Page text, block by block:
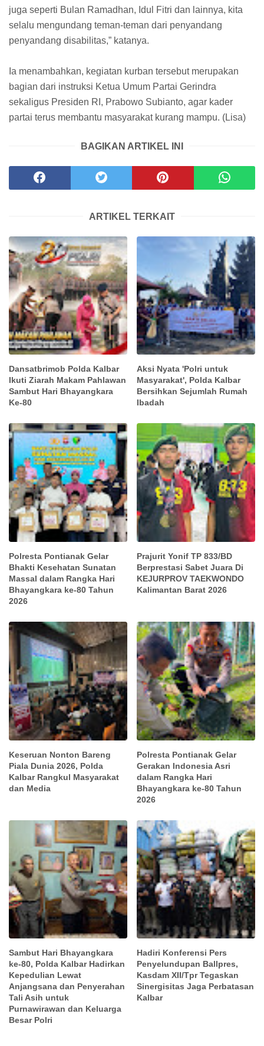
juga seperti Bulan Ramadhan, Idul Fitri dan lainnya, kita
selalu mengundang teman-teman dari penyandang
penyandang disabilitas,” katanya.
Ia menambahkan, kegiatan kurban tersebut merupakan
bagian dari instruksi Ketua Umum Partai Gerindra
sekaligus Presiden RI, Prabowo Subianto, agar kader
partai terus membantu masyarakat kurang mampu. (Lisa)
BAGIKAN ARTIKEL INI
ARTIKEL TERKAIT
Dansatbrimob Polda Kalbar
Ikuti Ziarah Makam Pahlawan
Sambut Hari Bhayangkara
Ke-80
Aksi Nyata 'Polri untuk
Masyarakat', Polda Kalbar
Bersihkan Sejumlah Rumah
Ibadah
Polresta Pontianak Gelar
Bhakti Kesehatan Sunatan
Massal dalam Rangka Hari
Bhayangkara ke-80 Tahun
2026
Prajurit Yonif TP 833/BD
Berprestasi Sabet Juara Di
KEJURPROV TAEKWONDO
Kalimantan Barat 2026
Keseruan Nonton Bareng
Piala Dunia 2026, Polda
Kalbar Rangkul Masyarakat
dan Media
Polresta Pontianak Gelar
Gerakan Indonesia Asri
dalam Rangka Hari
Bhayangkara ke-80 Tahun
2026
Sambut Hari Bhayangkara
ke-80, Polda Kalbar Hadirkan
Kepedulian Lewat
Anjangsana dan Penyerahan
Tali Asih untuk
Purnawirawan dan Keluarga
Besar Polri
Hadiri Konferensi Pers
Penyelundupan Ballpres,
Kasdam XII/Tpr Tegaskan
Sinergisitas Jaga Perbatasan
Kalbar